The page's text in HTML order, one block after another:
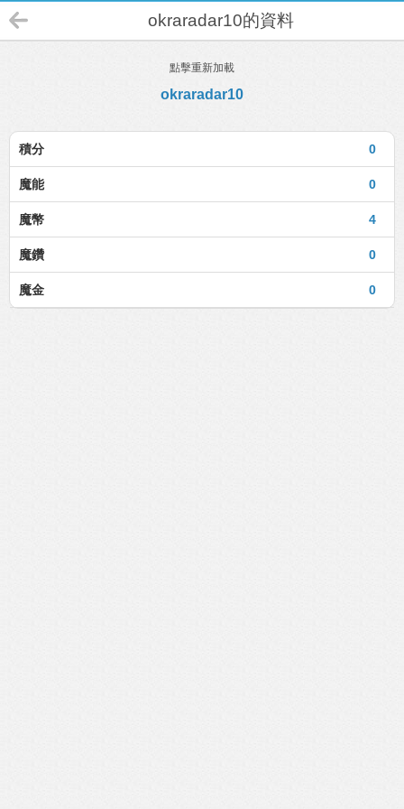
okraradar10的資料
點擊重新加載
okraradar10
0
積分
0
魔能
4
魔幣
0
魔鑽
0
魔金